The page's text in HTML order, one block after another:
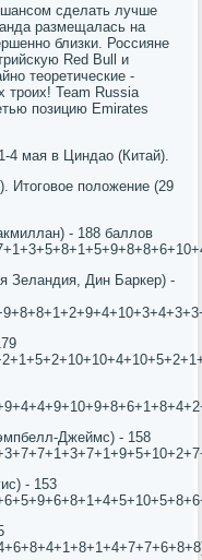
шансом сделать лучше
размещалась на
близки. Россияне
Red Bull и
теоретические -
Team Russia
позицию Emirates
4 мая в Циндао (Китай).
Итоговое положение (29
- 188 баллов
Зеландия, Дин Баркер) -
Джеймс) - 158
- 153